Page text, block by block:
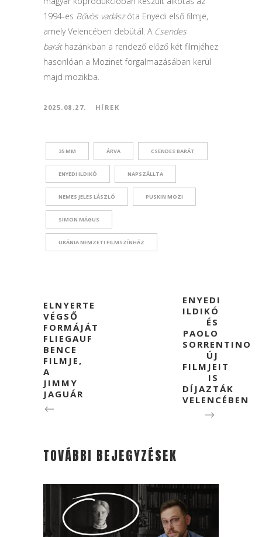
1994-es Bűvös vadászóta Enyedi első filmje,
amely Velencében debütál. A Csendes
baráthazánkban a rendező előző két filmjéhez
hasonlóan a Mozinet forgalmazásában kerül
majd mozikba.
2025.08.27. HÍREK
35 MM ÁRVA CSENDES BARÁT
ENYEDI ILDIKÓ NAPSZÁLLTA
NEMES JELES LÁSZLÓ PUSKIN MOZI
SIMON MÁGUS
URÁNIA NEMZETI FILMSZÍNHÁZ
ELNYERTE
VÉGSŐ
FORMÁJÁT
FLIEGAUF
BENCE
FILMJE,
A
JIMMY
JAGUÁR
ENYEDI
ILDIKÓ
ÉS
PAOLO
SORRENTINO
ÚJ
FILMJEIT
IS
DÍJAZTÁK
VELENCÉBEN
TOVÁBBI BEJEGYZÉSEK